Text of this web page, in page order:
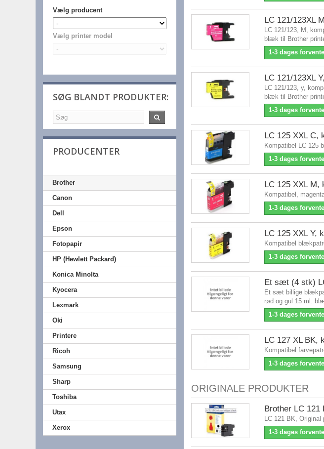
Vælg producent
Vælg printer model
SØG BLANDT PRODUKTER:
PRODUCENTER
Brother
Canon
Dell
Epson
Fotopapir
HP (Hewlett Packard)
Konica Minolta
Kyocera
Lexmark
Oki
Printere
Ricoh
Samsung
Sharp
Toshiba
Utax
Xerox
LC 121/123XL
LC 121/123, M,
blæk til Brother
1-3 dages
LC 121/123XL
LC 121/123, y,
blæk til Brother
1-3 dages
LC 125 XXL C,
Kompatibel LC 125
1-3 dages
LC 125 XXL M,
Kompatibel,
1-3 dages
LC 125 XXL Y,
Kompatibel
1-3 dages
Et sæt (4 stk)
Et sæt billige
rød og gul 15 ml.
1-3 dages
LC 127 XL BK,
Kompatibel
1-3 dages
ORIGINALE PRODUKTER
Brother LC 121
LC 121 BK, Original
1-3 dages